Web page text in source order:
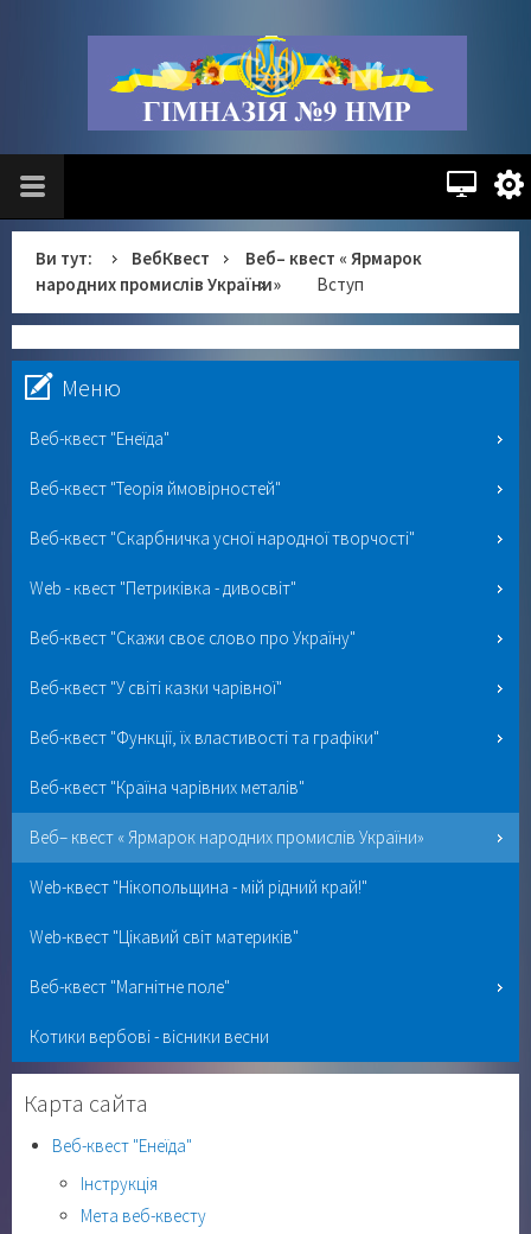
Ви тут: ВебКвест
Веб– квест « Ярмарок
народних промислів України»
Вступ
Меню
Веб-квест "Енеїда"
Веб-квест "Теорія ймовірностей"
Веб-квест "Скарбничка усної народної творчості"
Web - квест "Петриківка - дивосвіт"
Веб-квест "Скажи своє слово про Україну"
Веб-квест "У світі казки чарівної"
Веб-квест "Функції, їх властивості та графіки"
Веб-квест "Країна чарівних металів"
Веб– квест « Ярмарок народних промислів України»
Web-квест "Нікопольщина - мій рідний край!"
Web-квест "Цікавий світ материків"
Веб-квест "Магнітне поле"
Котики вербові - вісники весни
Карта сайта
Веб-квест "Енеїда"
Інструкція
Мета веб-квесту